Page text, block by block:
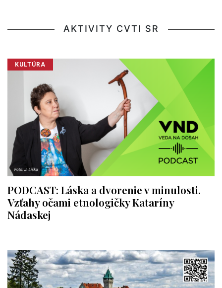
AKTIVITY CVTI SR
KULTÚRA
PODCAST: Láska a dvorenie v minulosti.
Vzťahy očami etnologičky Kataríny
Nádaskej